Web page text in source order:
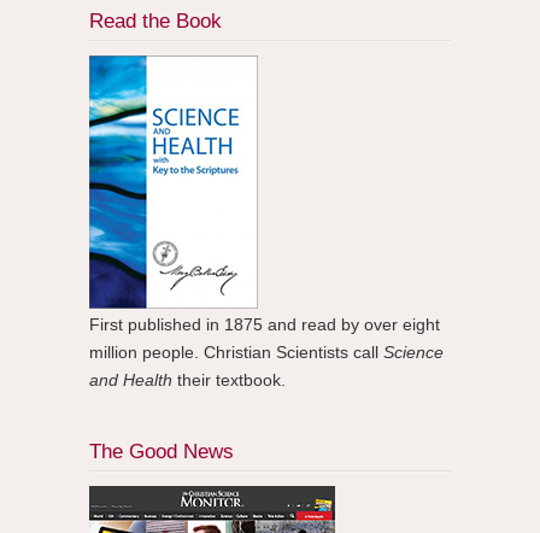
Read the Book
First published in 1875 and read by over eight
million people. Christian Scientists call Science
and Health their textbook.
The Good News